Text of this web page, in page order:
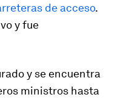
de acceso.
y fue
y se encuentra
ministros hasta